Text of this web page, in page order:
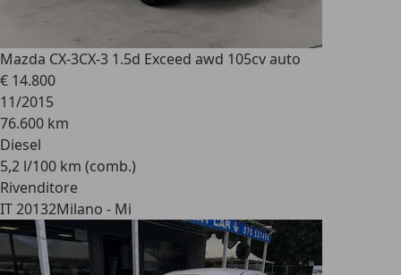
Mazda CX-3CX-3 1.5d Exceed awd 105cv auto
€ 14.800
11/2015
76.600 km
Diesel
5,2 l/100 km (comb.)
Rivenditore
IT 20132Milano - Mi